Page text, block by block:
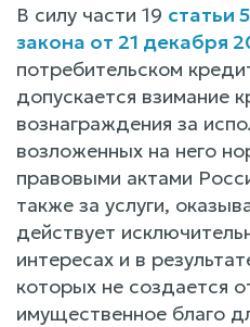
В силу части 19 статьи
закона от 21 декабря
потребительском
допускается взимание
вознаграждения за
возложенных на него
правовыми актами
также за услуги,
действует
интересах и в
которых не создается
имущественное благо